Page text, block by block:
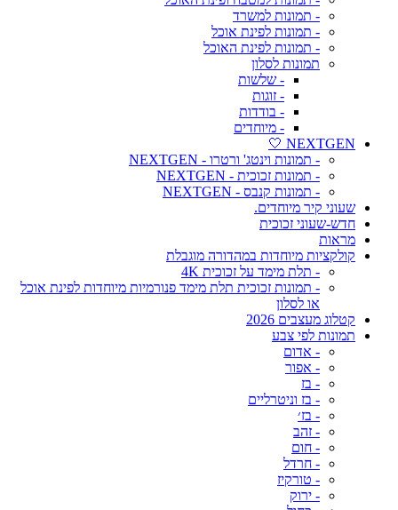
- תמונות למשרד
- תמונות לפינת אוכל
- תמונות לפינת האוכל
תמונות לסלון
- שלשות
- זוגות
- בודדות
- מיוחדים
NEXTGEN 🤍
- תמונות וינטג' ורטרו - NEXTGEN
- תמונות זכוכית - NEXTGEN
- תמונות קנבס - NEXTGEN
שעוני קיר מיוחדים.
חדש-שעוני זכוכית
מראות
קולקציות מיוחדות במהדורה מוגבלת
- תלת מימד על זכוכית 4K
- תמונות זכוכית תלת מימד פנורמיות מיוחדות לפינת אוכל
או לסלון
קטלוג מעצבים 2026
תמונות לפי צבע
- אדום
- אפור
- בז
- בז וניטרליים
- בז׳
- זהב
- חום
- חרדל
- טורקיז
- ירוק